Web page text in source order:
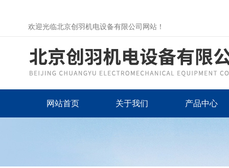
欢迎光临北京创羽机电设备有限公司网站！
网站首页 关于我们 产品中心